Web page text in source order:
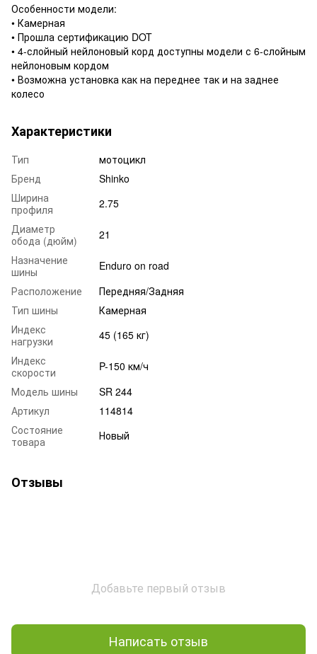
Особенности модели:
• Камерная
• Прошла сертификацию DOT
• 4-слойный нейлоновый корд доступны модели с 6-слойным
нейлоновым кордом
• Возможна установка как на переднее так и на заднее
колесо
Характеристики
Тип
мотоцикл
Бренд
Shinko
Ширина
профиля
2.75
Диаметр
обода (дюйм)
21
Назначение
шины
Enduro on road
Расположение
Передняя/Задняя
Тип шины
Камерная
Индекс
нагрузки
45 (165 кг)
Индекс
скорости
P-150 км/ч
Модель шины
SR 244
Артикул
114814
Состояние
товара
Новый
Отзывы
Добавьте первый отзыв
Написать отзыв